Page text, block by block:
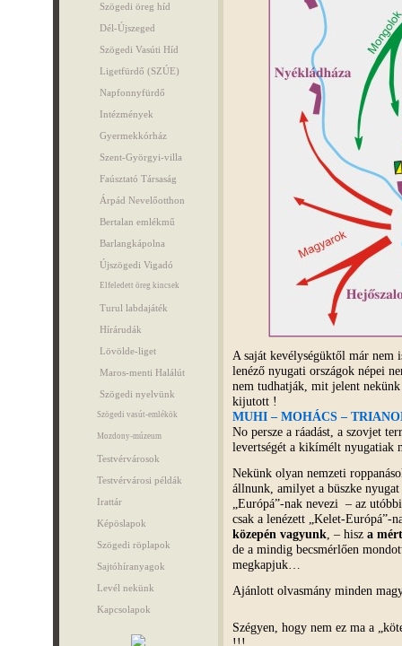
Szögedi öreg híd
Dél-Újszeged
Szögedi Vasúti Híd
Ligetfürdő (SZÚE)
Napfonnyfürdő
Intézmények
Gyermekkórház
Szent-Györgyi-villa
Faúsztató Társaság
Árpád Nevelőotthon
Bertalan emlékmű
Barlangkápolna
Újszögedi Vigadó
Elfeledett öreg kincsek
Turul labdajáték
Hírárudák
Lövölde-liget
Maros-menti Halálút
Szögedi nyelvünk
Szögedi vasút-emlékök
Mozdony-múzeum
Testvérvárosok
Testvérvárosi példák
Irattár
Képöslapok
Szögedi röplapok
Sajtóhíranyagok
Levél nekünk
Kapcsolapok
A saját kevélységüktől már nem
lenéző nyugati országok népei
nem tudhatják, mit jelent
kijutott !
MUHI – MOHÁCS –
No persze a ráadást, a szovjet
levertségét a kikímélt nyugatiak
Nekünk olyan nemzeti
állnunk, amilyet a büszke
„Európá”-nak nevezi – az
csak a lenézett „Kelet-
közepén vagyunk, – hisz a
de a mindig becsmérlően
megkapjuk…
Ajánlott olvasmány minden
Szégyen, hogy nem ez ma a
!!!